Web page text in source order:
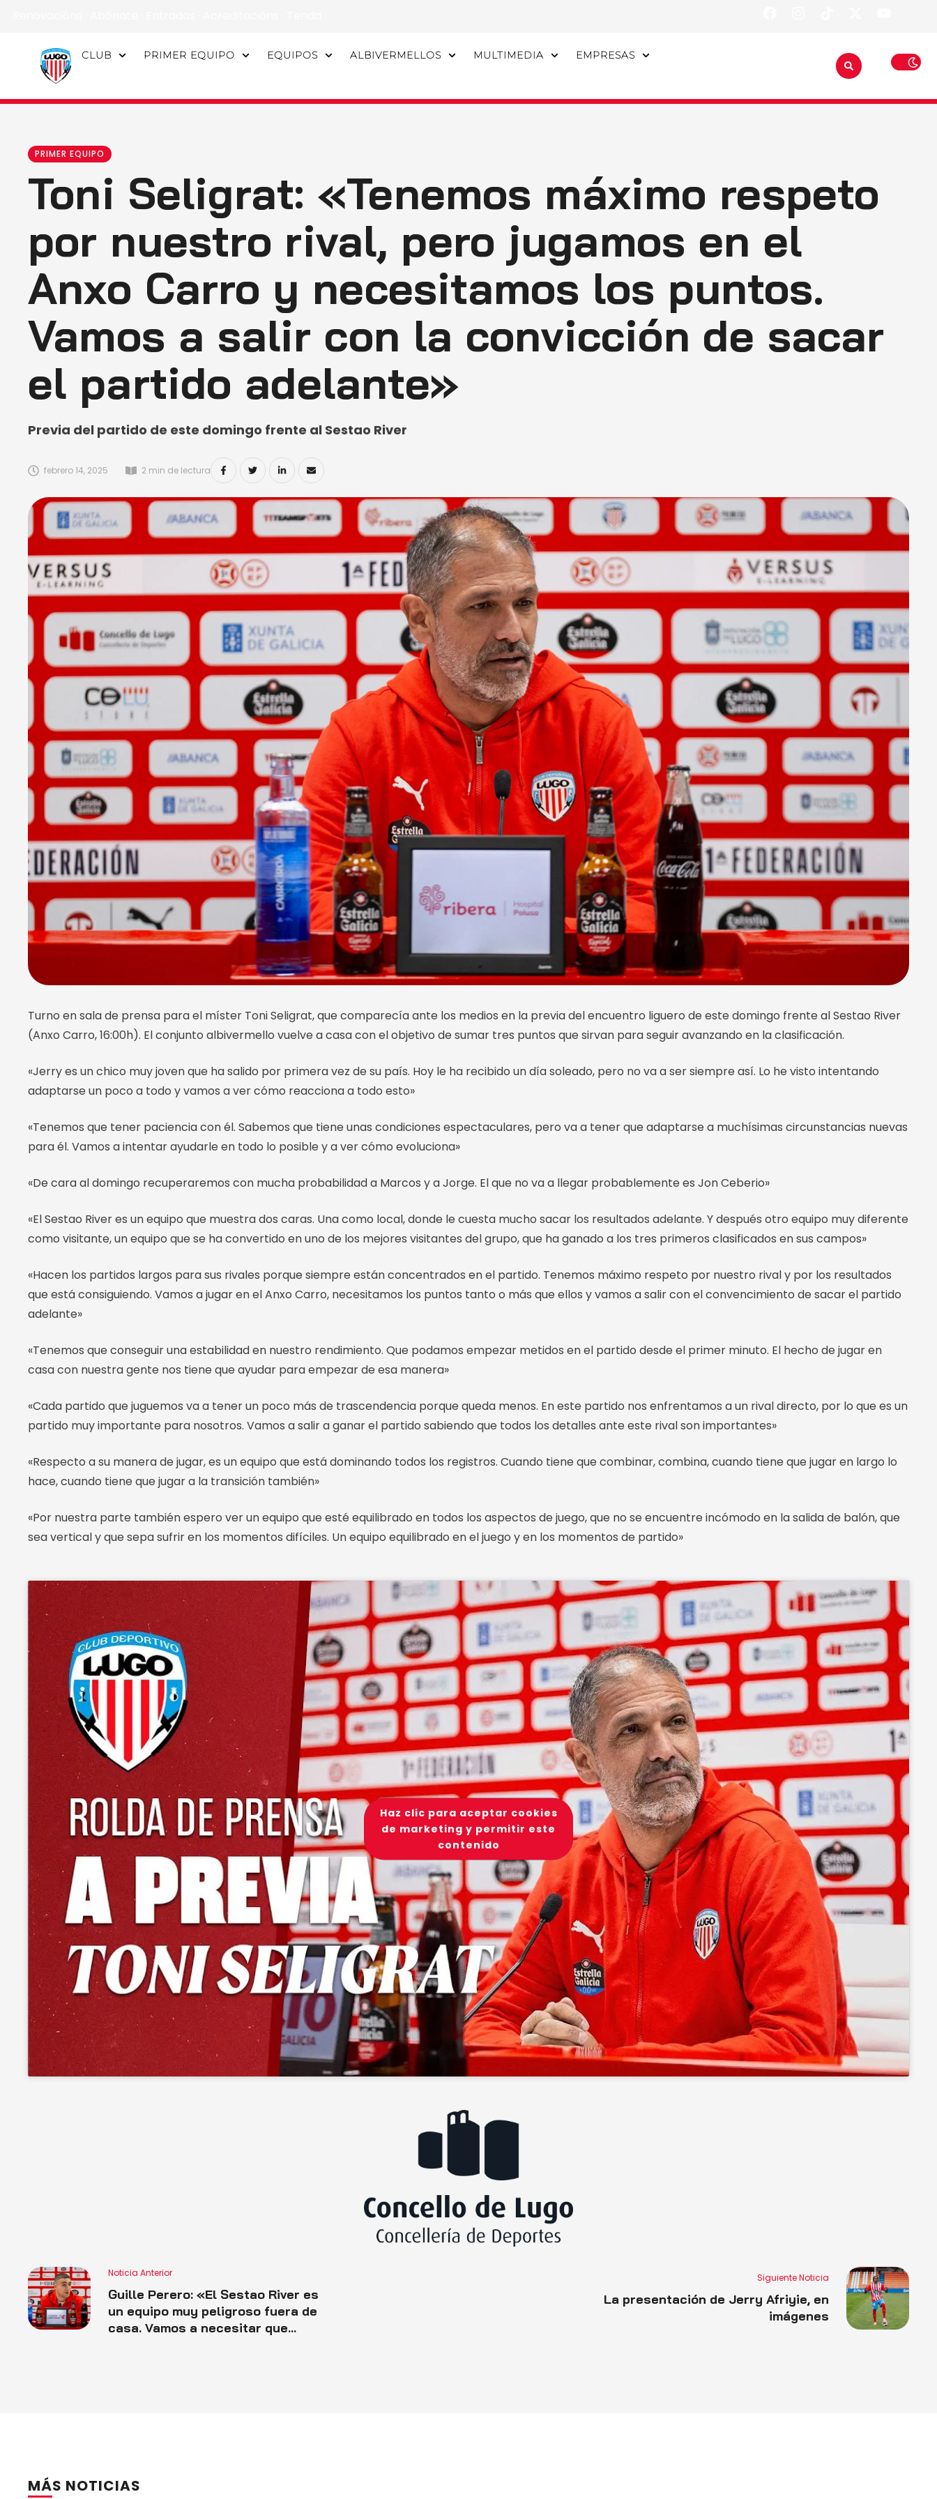
CLUB PRIMER EQUIPO EQUIPOS ALBIVERMELLOS MULTIMEDIA EMPRESAS
PRIMER EQUIPO
Toni Seligrat: «Tenemos máximo respeto
por nuestro rival, pero jugamos en el
Anxo Carro y necesitamos los puntos.
Vamos a salir con la convicción de sacar
el partido adelante»
Previa del partido de este domingo frente al Sestao River
febrero 14, 2025 2 min de lectura
Turno en sala de prensa para el míster Toni Seligrat, que comparecía ante los medios en la previa del encuentro liguero de este domingo frente al Sestao River
(Anxo Carro, 16:00h). El conjunto albivermello vuelve a casa con el objetivo de sumar tres puntos que sirvan para seguir avanzando en la clasificación.
«Jerry es un chico muy joven que ha salido por primera vez de su país. Hoy le ha recibido un día soleado, pero no va a ser siempre así. Lo he visto intentando
adaptarse un poco a todo y vamos a ver cómo reacciona a todo esto»
«Tenemos que tener paciencia con él. Sabemos que tiene unas condiciones espectaculares, pero va a tener que adaptarse a muchísimas circunstancias nuevas
para él. Vamos a intentar ayudarle en todo lo posible y a ver cómo evoluciona»
«De cara al domingo recuperaremos con mucha probabilidad a Marcos y a Jorge. El que no va a llegar probablemente es Jon Ceberio»
«El Sestao River es un equipo que muestra dos caras. Una como local, donde le cuesta mucho sacar los resultados adelante. Y después otro equipo muy diferente
como visitante, un equipo que se ha convertido en uno de los mejores visitantes del grupo, que ha ganado a los tres primeros clasificados en sus campos»
«Hacen los partidos largos para sus rivales porque siempre están concentrados en el partido. Tenemos máximo respeto por nuestro rival y por los resultados
que está consiguiendo. Vamos a jugar en el Anxo Carro, necesitamos los puntos tanto o más que ellos y vamos a salir con el convencimiento de sacar el partido
adelante»
«Tenemos que conseguir una estabilidad en nuestro rendimiento. Que podamos empezar metidos en el partido desde el primer minuto. El hecho de jugar en
casa con nuestra gente nos tiene que ayudar para empezar de esa manera»
«Cada partido que juguemos va a tener un poco más de trascendencia porque queda menos. En este partido nos enfrentamos a un rival directo, por lo que es un
partido muy importante para nosotros. Vamos a salir a ganar el partido sabiendo que todos los detalles ante este rival son importantes»
«Respecto a su manera de jugar, es un equipo que está dominando todos los registros. Cuando tiene que combinar, combina, cuando tiene que jugar en largo lo
hace, cuando tiene que jugar a la transición también»
«Por nuestra parte también espero ver un equipo que esté equilibrado en todos los aspectos de juego, que no se encuentre incómodo en la salida de balón, que
sea vertical y que sepa sufrir en los momentos difíciles. Un equipo equilibrado en el juego y en los momentos de partido»
Haz clic para aceptar cookies
de marketing y permitir este
contenido
Noticia Anterior
Guille Perero: «El Sestao River es
un equipo muy peligroso fuera de
casa. Vamos a necesitar que
Siguiente Noticia
La presentación de Jerry Afriyie, en
imágenes
MÁS NOTICIAS